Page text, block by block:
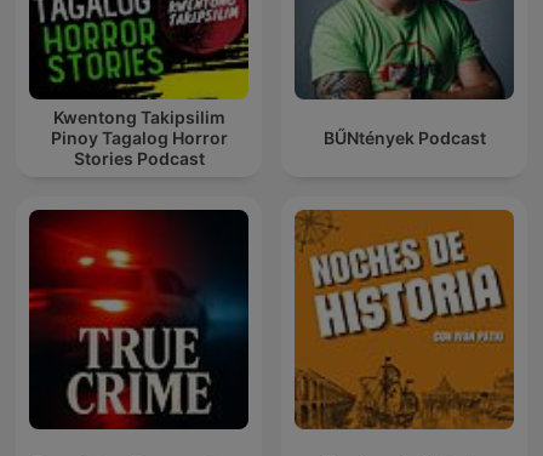
Kwentong Takipsilim
Pinoy Tagalog Horror
Stories Podcast
BŰNtények Podcast